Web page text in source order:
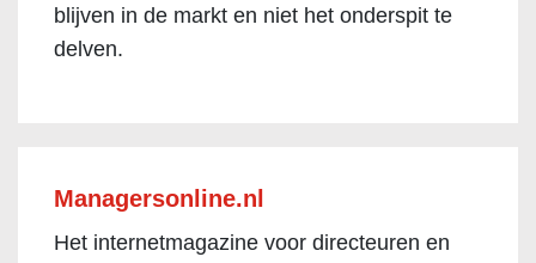
blijven in de markt en niet het onderspit te
delven.
Managersonline.nl
Het internetmagazine voor directeuren en